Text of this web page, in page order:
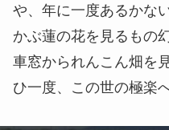
や、年に一度あるかな
かぶ蓮の花を見るもの
車窓かられんこん畑を
ひ一度、この世の極楽